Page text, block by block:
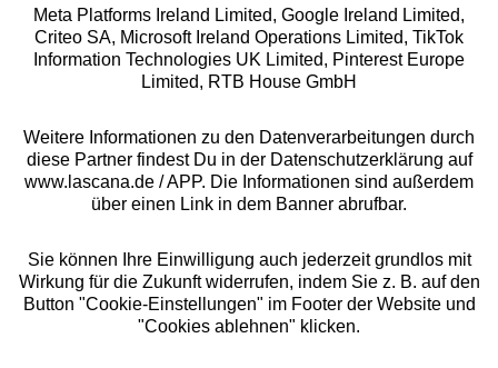
Alle Preise inkl. MwSt., zzgl.
Versandkosten
** Bonität vorausgesetzt, berechtigt zur Bonitätsprüfung
Meta Platforms Ireland Limited, Google Ireland Limited,
Criteo SA, Microsoft Ireland Operations Limited, TikTok
Information Technologies UK Limited, Pinterest Europe
Limited, RTB House GmbH
Weitere Informationen zu den Datenverarbeitungen durch
diese Partner findest Du in der Datenschutzerklärung auf
www.lascana.de / APP. Die Informationen sind außerdem
über einen Link in dem Banner abrufbar.
Sie können Ihre Einwilligung auch jederzeit grundlos mit
Wirkung für die Zukunft widerrufen, indem Sie z. B. auf den
Button "Cookie-Einstellungen" im Footer der Website und
"Cookies ablehnen" klicken.